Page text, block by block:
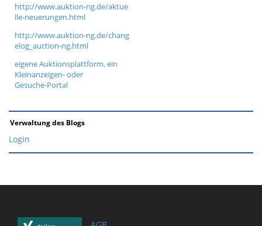
http://www.auktion-ng.de/aktue
lle-neuerungen.html
http://www.auktion-ng.de/chang
elog_auction-ng.html
eigene Auktionsplattform, ein
Kleinanzeigen- oder
Gesuche-Portal
Verwaltung des Blogs
Login